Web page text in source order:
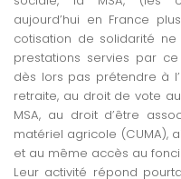
aujourd’hui en France
cotisation de solidarité
prestations servies par
dès lors pas prétendre à
retraite, au droit de vote
MSA, au droit d’être
matériel agricole (CUMA),
et au même accès au
Leur activité répond